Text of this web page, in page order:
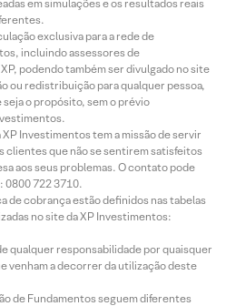
em simulações e os resultados reais
exclusiva para a rede de
incluindo assessores de
podendo também ser divulgado no site
ou redistribuição para qualquer pessoa,
o propósito, sem o prévio
Investimentos tem a missão de servir
clientes que não se sentirem satisfeitos
aos seus problemas. O contato pode
0800 722 3710.
de cobrança estão definidos nas tabelas
no site da XP Investimentos:
qualquer responsabilidade por quaisquer
venham a decorrer da utilização deste
de Fundamentos seguem diferentes